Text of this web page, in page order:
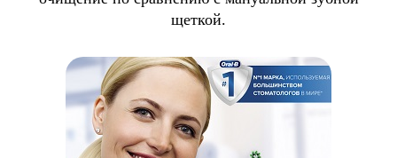
щеткой.